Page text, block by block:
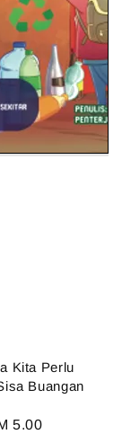
Kita Perlu
Buangan
5.00